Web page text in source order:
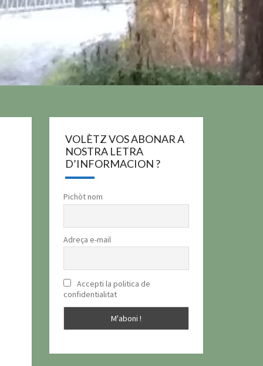
VOLÈTZ VOS ABONAR A
NOSTRA LETRA
D’INFORMACION ?
Pichòt nom
Adreça e-mail
Accepti la politica de
confidentialitat